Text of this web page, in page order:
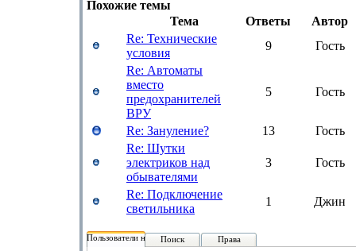
Похожие темы
Тема
Ответы
Автор
Re: Технические
условия
9
Гость
Re: Автоматы
вместо
предохранителей
ВРУ
5 Гость
Re: Зануление? 13
Гость
Re: Шутки
электриков над
обывателями
3 Гость
Re: Подключение
светильника
1 Джин
Пользователи на форуме:
Поиск Права